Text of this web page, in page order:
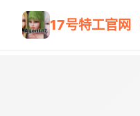
17号特工官网